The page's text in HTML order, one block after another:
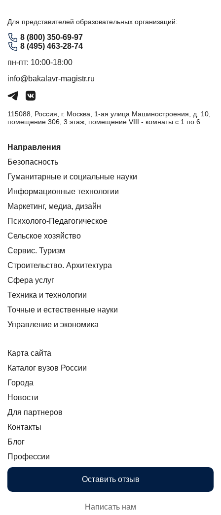
Для представителей образовательных организаций:
8 (800) 350-69-97
8 (495) 463-28-74
пн-пт: 10:00-18:00
info@bakalavr-magistr.ru
115088, Россия, г. Москва, 1-ая улица Машиностроения, д. 10,
помещение 306, 3 этаж, помещение VIII - комнаты с 1 по 6
Направления
Безопасность
Гуманитарные и социальные науки
Информационные технологии
Маркетинг, медиа, дизайн
Психолого-Педагогическое
Сельское хозяйство
Сервис. Туризм
Строительство. Архитектура
Сфера услуг
Техника и технологии
Точные и естественные науки
Управление и экономика
Карта сайта
Каталог вузов России
Города
Новости
Для партнеров
Контакты
Блог
Профессии
Оставить отзыв
Написать нам